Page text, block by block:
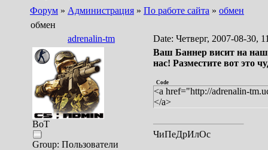
Форум » Администрация » По работе сайта » обмен
обмен
adrenalin-tm
Date: Четверг, 2007-08-30,
BoT
Group: Пользователи
Ваш Баннер висит на
нас! Разместите вот это
Code
<a href="http://adrenalin-
</a>
ЧиПеДрИлОс